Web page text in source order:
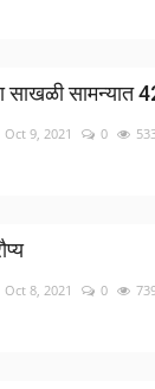
साखळी सामन्यात
Oct 9, 2021 0
Oct 8, 2021 0